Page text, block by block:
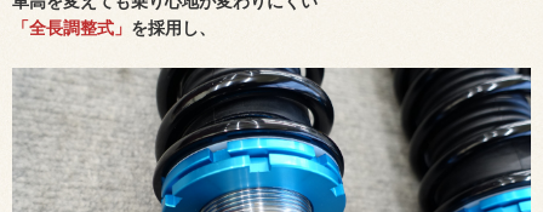
「全長調整式」 を採用し、